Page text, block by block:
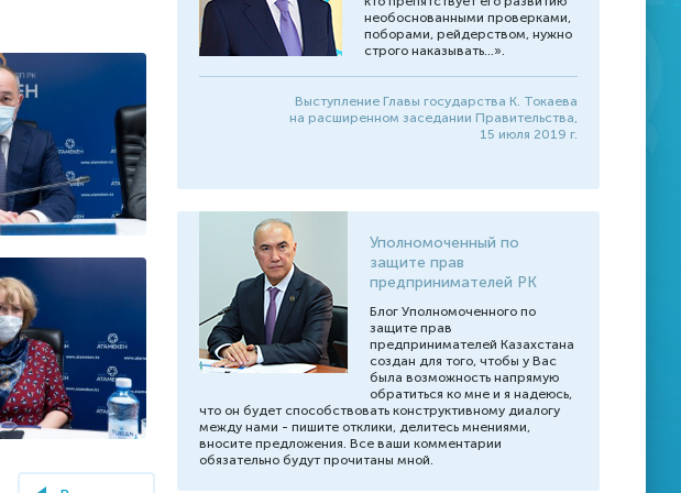
Международные новости
Доклады, выступления
Инфографика
необоснованными проверками,
поборами, рейдерством, нужно
строго наказывать...».
Выступление Главы государства К. Токаева
на расширенном заседании Правительства,
15 июля 2019 г.
Уполномоченный по
защите прав
предпринимателей РК
Блог Уполномоченного по
защите прав
предпринимателей Казахстана
создан для того, чтобы у Вас
была возможность напрямую
обратиться ко мне и я надеюсь,
что он будет способствовать конструктивному диалогу
между нами - пишите отклики, делитесь мнениями,
вносите предложения. Все ваши комментарии
обязательно будут прочитаны мной.